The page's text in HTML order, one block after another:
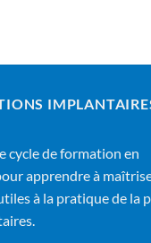
cycle de formation en
apprendre à
à la pratique de la